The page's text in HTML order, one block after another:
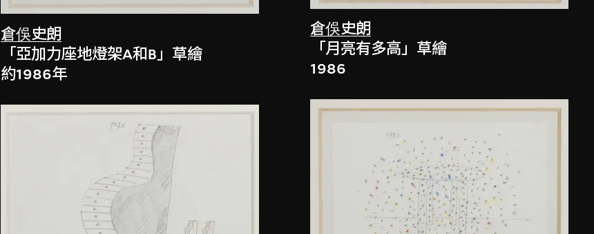
倉俁史朗
「亞加力座地燈架A和B」草繪
約1986年
倉俁史朗
「月亮有多高」草繪
1986